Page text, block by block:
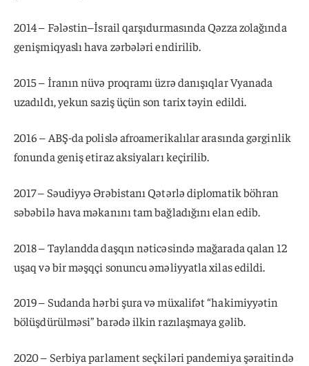
2014 – Fələstin–İsrail qarşıdurmasında Qəzza zolağında
genişmiqyaslı hava zərbələri endirilib.
2015 – İranın nüvə proqramı üzrə danışıqlar Vyanada
uzadıldı, yekun saziş üçün son tarix təyin edildi.
2016 – ABŞ-da polislə afroamerikalılar arasında gərginlik
fonunda geniş etiraz aksiyaları keçirilib.
2017 – Səudiyyə Ərəbistanı Qətərlə diplomatik böhran
səbəbilə hava məkanını tam bağladığını elan edib.
2018 – Taylandda daşqın nəticəsində mağarada qalan 12
uşaq və bir məşqçi sonuncu əməliyyatla xilas edildi.
2019 – Sudanda hərbi şura və müxalifət “hakimiyyətin
bölüşdürülməsi” barədə ilkin razılaşmaya gəlib.
2020 – Serbiya parlament seçkiləri pandemiya şəraitində